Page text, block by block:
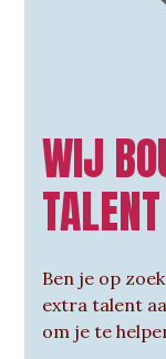
WIJ
TALENT
Ben je op
extra talent
om je te